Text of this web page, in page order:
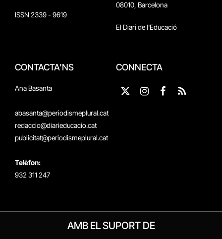
ISSN 2339 - 9619
08010, Barcelona
El Diari de l'Educació
CONTACTA'NS
Ana Basanta
abasanta@periodismeplural.cat
redaccio@diarieducacio.cat
publicitat@periodismeplural.cat
Telèfon:
932 311 247
CONNECTA
X
Instagram
Facebook
RSS
AMB EL SUPORT DE